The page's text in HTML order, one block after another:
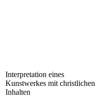
Interpretation eines
Kunstwerkes mit christlichen
Inhalten